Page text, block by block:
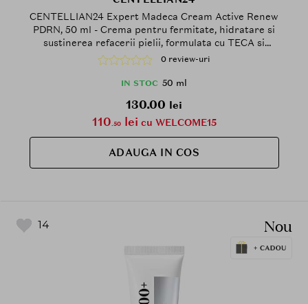
CENTELLIAN24 Expert Madeca Cream Active Renew
PDRN, 50 ml - Crema pentru fermitate, hidratare si
sustinerea refacerii pielii, formulata cu TECA si
PDRN, care contribuie la calmarea pielii si la
mentinerea hidratarii
0 review-uri
IN STOC 50 ml
130.00 lei
110.50lei cu WELCOME15
ADAUGA IN COS
14 Nou